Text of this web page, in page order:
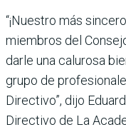
“¡Nuestro más
miembros del
darle una calurosa
grupo de
Directivo”, dijo
Directivo de La